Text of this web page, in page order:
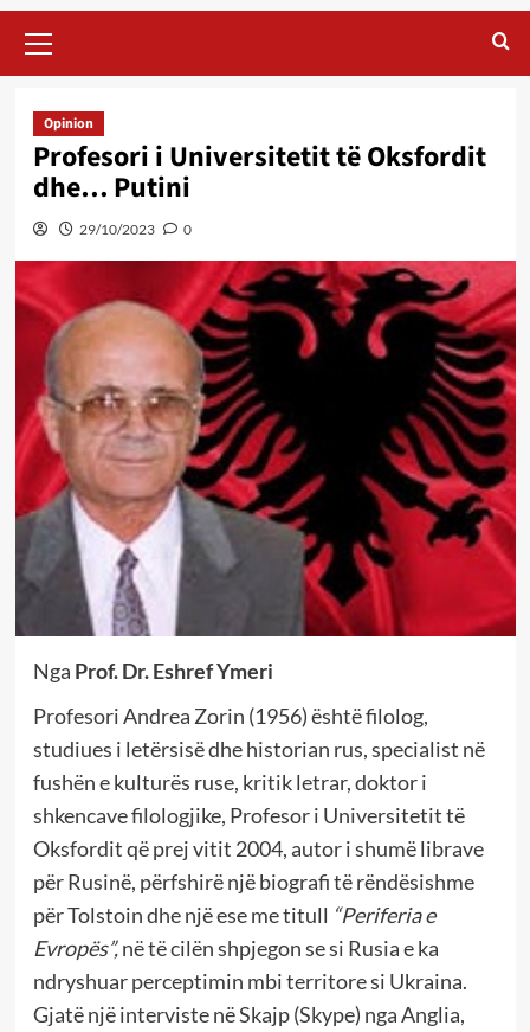
Menu
Opinion
Profesori i Universitetit të Oksfordit
dhe… Putini
29/10/2023 0
Nga Prof. Dr. Eshref Ymeri
Profesori Andrea Zorin (1956) është filolog,
studiues i letërsisë dhe historian rus, specialist në
fushën e kulturës ruse, kritik letrar, doktor i
shkencave filologjike, Profesor i Universitetit të
Oksfordit që prej vitit 2004, autor i shumë librave
për Rusinë, përfshirë një biografi të rëndësishme
për Tolstoin dhe një ese me titull “Periferia e
Evropës”,në të cilën shpjegon se si Rusia e ka
ndryshuar perceptimin mbi territore si Ukraina.
Gjatë një interviste në Skajp (Skype) nga Anglia,